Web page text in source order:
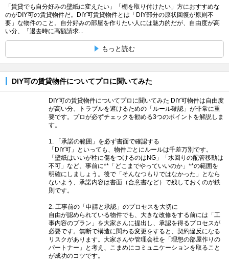
「賃貸でも自分好みの壁紙に変えたい」「棚を取り付けたい」方におすすめな
のがDIY可の賃貸物件だ。DIY可賃貸物件とは「DIY部分の原状回復が原則不
要」な物件のこと。自分好みの部屋を作りたい人には魅力的だが、自由度が高
い分、「退去時に高額請求...
もっと読む
DIY可の賃貸物件についてプロに聞いてみた
DIY可の賃貸物件についてプロに聞いてみた DIY可物件は自由度
が高い分、トラブルを避けるための「ルール確認」が非常に重
要です。プロが必ずチェックを勧める3つのポイントを解説しま
す。
1. 「承諾の範囲」を必ず書面で確認する
「DIY可」といっても、物件ごとにルールは千差万別です。
「壁紙はいいが柱に傷をつけるのはNG」「水回りの配管移動は
不可」など、事前に**「どこまでやっていいのか」**の範囲を
明確にしましょう。後で「そんなつもりではなかった」となら
ないよう、承諾内容は書面（合意書など）で残しておくのが鉄
則です。
2. 工事前の「申請と承認」のプロセスを大切に
自由が認められている物件でも、大きな改修をする前には「工
事内容のプラン」を大家さんに提出し、承認を得るプロセスが
必要です。無断で構造に関わる変更をすると、契約違反になる
リスクがあります。大家さんや管理会社を「理想の部屋作りの
パートナー」と考え、こまめにコミュニケーションを取ること
が成功のコツです。